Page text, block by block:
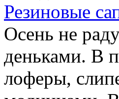
Резиновые
Осень не
деньками. В
лоферы,